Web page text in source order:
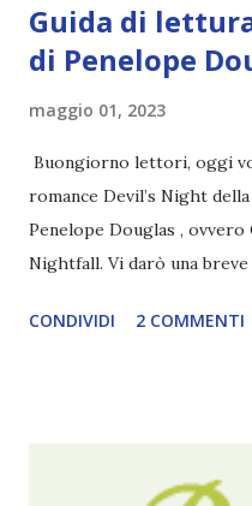
Guida di
di Penelope
maggio 01, 2023
Buongiorno lettori, oggi
romance Devil’s Night
Penelope Douglas ,
Nightfall. Vi darò una
e anche un breve
Pagine: 448 Editore:
CONDIVIDI 2 COMMENTI